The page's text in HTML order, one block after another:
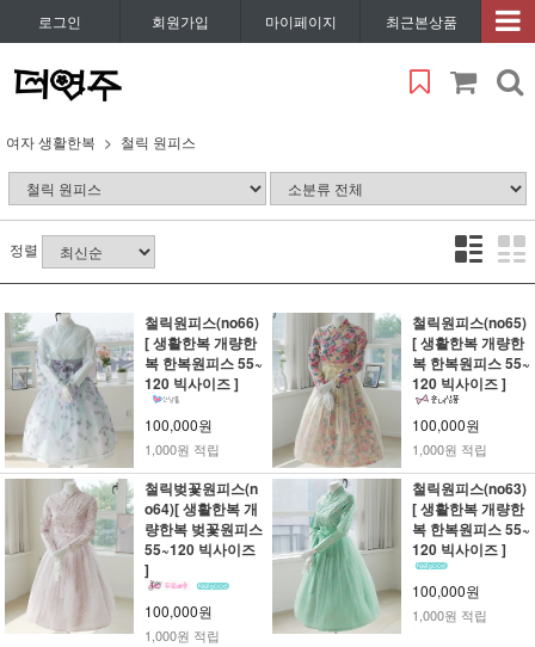
로그인 회원가입 마이페이지 최근본상품
여자 생활한복 철릭 원피스
정렬
철릭원피스(no66)
[ 생활한복 개량한
복 한복원피스 55~
120 빅사이즈 ]
100,000원
1,000원 적립
철릭원피스(no65)
[ 생활한복 개량한
복 한복원피스 55~
120 빅사이즈 ]
100,000원
1,000원 적립
철릭벚꽃원피스(n
o64)[ 생활한복 개
량한복 벚꽃원피스
55~120 빅사이즈
]
100,000원
1,000원 적립
철릭원피스(no63)
[ 생활한복 개량한
복 한복원피스 55~
120 빅사이즈 ]
100,000원
1,000원 적립